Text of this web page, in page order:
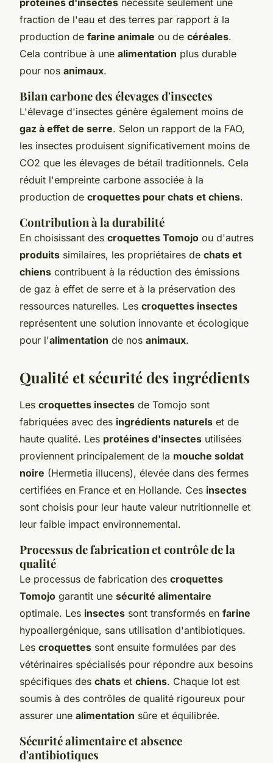
fraction de l'eau et des terres par rapport à la
production de farine animale ou de céréales.
Cela contribue à une alimentation plus durable
pour nos animaux.
Bilan carbone des élevages d'insectes
L'élevage d'insectes génère également moins de
gaz à effet de serre. Selon un rapport de la FAO,
les insectes produisent significativement moins de
CO2 que les élevages de bétail traditionnels. Cela
réduit l'empreinte carbone associée à la
production de croquettes pour chats et chiens.
Contribution à la durabilité
En choisissant des croquettes Tomojo ou d'autres
produits similaires, les propriétaires de chats et
chiens contribuent à la réduction des émissions
de gaz à effet de serre et à la préservation des
ressources naturelles. Les croquettes insectes
représentent une solution innovante et écologique
pour l'alimentation de nos animaux.
Qualité et sécurité des ingrédients
Les croquettes insectes de Tomojo sont
fabriquées avec des ingrédients naturels et de
haute qualité. Les protéines d'insectes utilisées
proviennent principalement de la mouche soldat
noire (Hermetia illucens), élevée dans des fermes
certifiées en France et en Hollande. Ces insectes
sont choisis pour leur haute valeur nutritionnelle et
leur faible impact environnemental.
Processus de fabrication et contrôle de la
qualité
Le processus de fabrication des croquettes
Tomojo garantit une sécurité alimentaire
optimale. Les insectes sont transformés en farine
hypoallergénique, sans utilisation d'antibiotiques.
Les croquettes sont ensuite formulées par des
vétérinaires spécialisés pour répondre aux besoins
spécifiques des chats et chiens. Chaque lot est
soumis à des contrôles de qualité rigoureux pour
assurer une alimentation sûre et équilibrée.
Sécurité alimentaire et absence
d'antibiotiques